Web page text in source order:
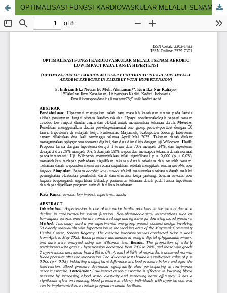
OPTIMALISASI FUNGSI KARDIOVASKULAR MELALUI SENAM AEROBIC LOW IMPACT PADA LANSIA HIPERTENSI